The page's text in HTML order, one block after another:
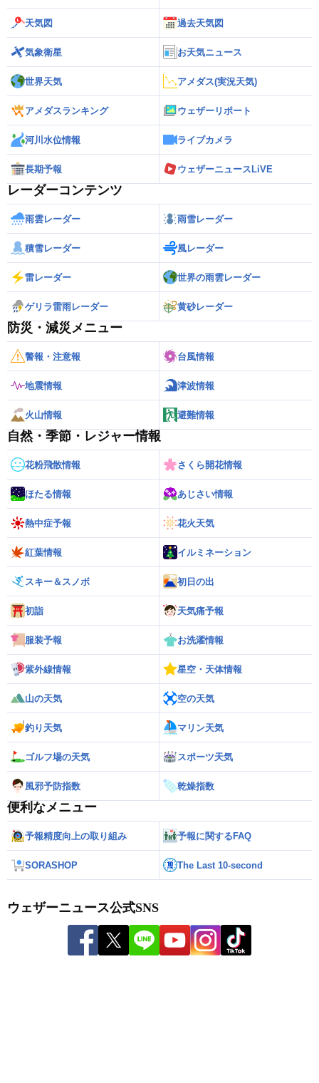
天気図 過去天気図
気象衛星 お天気ニュース
世界天気 アメダス(実況天気)
アメダスランキング ウェザーリポート
河川水位情報 ライブカメラ
長期予報 ウェザーニュースLiVE
レーダーコンテンツ
雨雲レーダー 雨雪レーダー
積雪レーダー 風レーダー
雷レーダー 世界の雨雲レーダー
ゲリラ雷雨レーダー 黄砂レーダー
防災・減災メニュー
警報・注意報 台風情報
地震情報 津波情報
火山情報 避難情報
自然・季節・レジャー情報
花粉飛散情報 さくら開花情報
ほたる情報 あじさい情報
熱中症予報 花火天気
紅葉情報 イルミネーション
スキー＆スノボ 初日の出
初詣 天気痛予報
服装予報 お洗濯情報
紫外線情報 星空・天体情報
山の天気 空の天気
釣り天気 マリン天気
ゴルフ場の天気 スポーツ天気
風邪予防指数 乾燥指数
便利なメニュー
予報精度向上の取り組み 予報に関するFAQ
SORASHOP The Last 10-second
ウェザーニュース公式SNS